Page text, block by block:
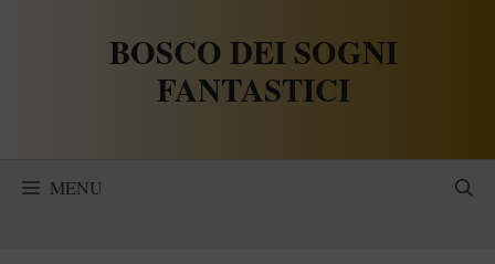
BOSCO DEI SOGNI
FANTASTICI
MENU